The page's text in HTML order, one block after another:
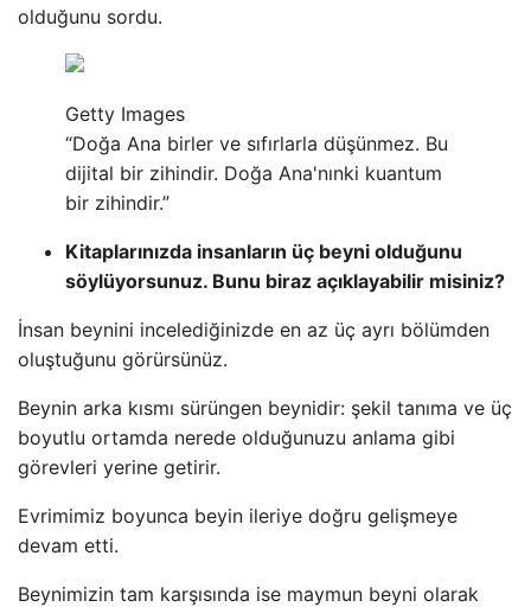
olduğunu sordu.
Getty Images
“Doğa Ana birler ve sıfırlarla düşünmez. Bu
dijital bir zihindir. Doğa Ana'nınki kuantum
bir zihindir.”
Kitaplarınızda insanların üç beyni olduğunu
söylüyorsunuz. Bunu biraz açıklayabilir misiniz?
İnsan beynini incelediğinizde en az üç ayrı bölümden
oluştuğunu görürsünüz.
Beynin arka kısmı sürüngen beynidir: şekil tanıma ve üç
boyutlu ortamda nerede olduğunuzu anlama gibi
görevleri yerine getirir.
Evrimimiz boyunca beyin ileriye doğru gelişmeye
devam etti.
Beynimizin tam karşısında ise maymun beyni olarak